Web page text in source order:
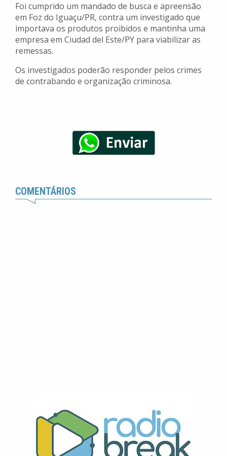
Foi cumprido um mandado de busca e apreensão
em Foz do Iguaçu/PR, contra um investigado que
importava os produtos proibidos e mantinha uma
empresa em Ciudad del Este/PY para viabilizar as
remessas.
Os investigados poderão responder pelos crimes
de contrabando e organização criminosa.
COMENTÁRIOS